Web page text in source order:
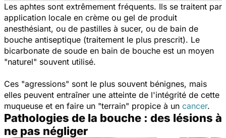
Les aphtes sont extrêmement fréquents. Ils se traitent par
application locale en crème ou gel de produit
anesthésiant, ou de pastilles à sucer, ou de bain de
bouche antiseptique (traitement le plus prescrit). Le
bicarbonate de soude en bain de bouche est un moyen
"naturel" souvent utilisé.
Ces "agressions" sont le plus souvent bénignes, mais
elles peuvent entraîner une atteinte de l'intégrité de cette
muqueuse et en faire un "terrain" propice à un cancer.
Pathologies de la bouche : des lésions à
ne pas négliger